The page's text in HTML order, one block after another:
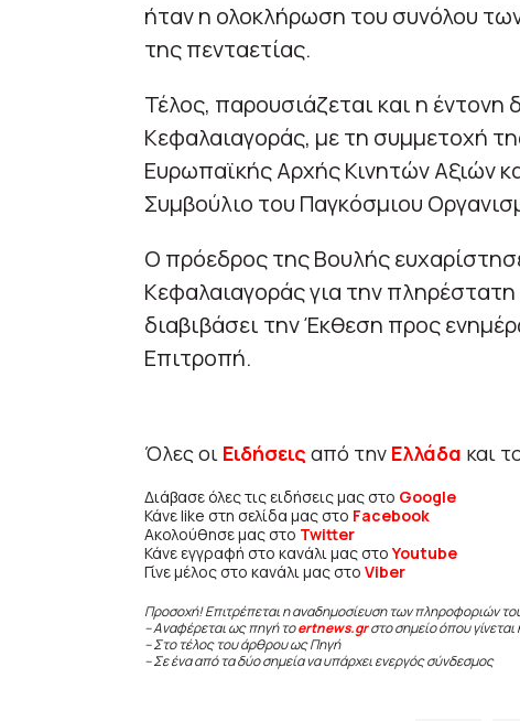
ήταν η ολοκλήρωση του συνόλου
της πενταετίας.
Τέλος, παρουσιάζεται και η
Κεφαλαιαγοράς, με τη συμμετοχή
Ευρωπαϊκής Αρχής Κινητών Αξιών
Συμβούλιο του Παγκόσμιου
Ο πρόεδρος της Βουλής
Κεφαλαιαγοράς για την
διαβιβάσει την Έκθεση προς
Επιτροπή.
Όλες οι Ειδήσεις από την Ελλάδα και
Διάβασε όλες τις ειδήσεις μας στο Google
Κάνε like στη σελίδα μας στο Facebook
Ακολούθησε μας στο Twitter
Κάνε εγγραφή στο κανάλι μας στοYoutube
Γίνε μέλος στο κανάλι μας στο Viber
Προσοχή! Επιτρέπεται η αναδημοσίευση των πληροφοριών
– Αναφέρεται ως πηγή τοertnews.gr στο σημείο όπου
– Στο τέλος του άρθρου ως Πηγή
– Σε ένα από τα δύο σημεία να υπάρχει ενεργός σύνδεσμος